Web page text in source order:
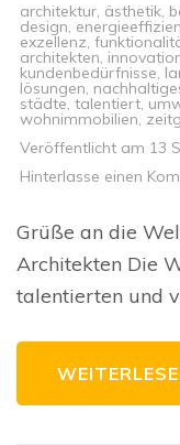
architektur, ästhetik,
design,
exzellenz,
architekten,
kundenbedürfnisse,
lösungen,
städte, talentiert,
wohnimmobilien,
Veröffentlicht am 13
Hinterlasse einen
Grüße an die
Architekten Die
talentierten und